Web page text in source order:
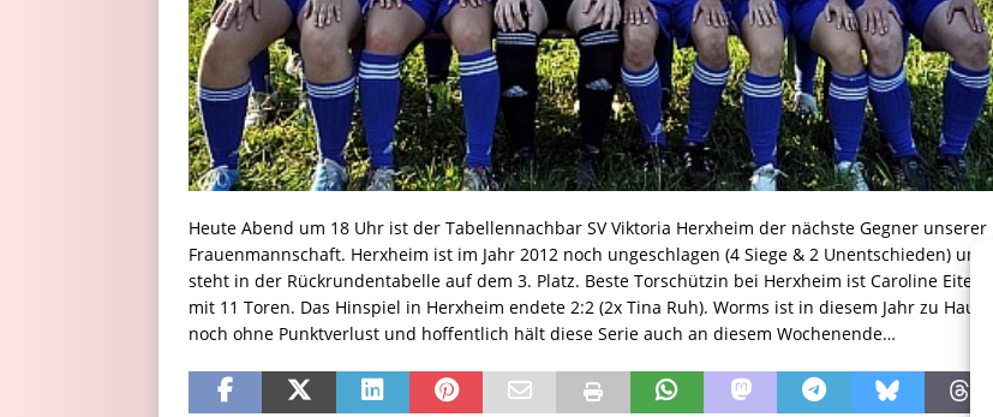
Heute Abend um 18 Uhr ist der Tabellennachbar SV Viktoria Herxheim der nächste Gegner unserer
Frauenmannschaft. Herxheim ist im Jahr 2012 noch ungeschlagen (4 Siege & 2 Unentschieden) und
steht in der Rückrundentabelle auf dem 3. Platz. Beste Torschützin bei Herxheim ist Caroline Eitel
mit 11 Toren. Das Hinspiel in Herxheim endete 2:2 (2x Tina Ruh). Worms ist in diesem Jahr zu Hause
noch ohne Punktverlust und hoffentlich hält diese Serie auch an diesem Wochenende…